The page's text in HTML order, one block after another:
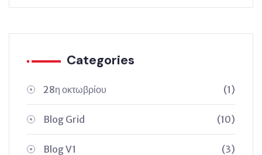
Categories
28η οκτωβρίου (1)
Blog Grid (10)
Blog V1 (3)